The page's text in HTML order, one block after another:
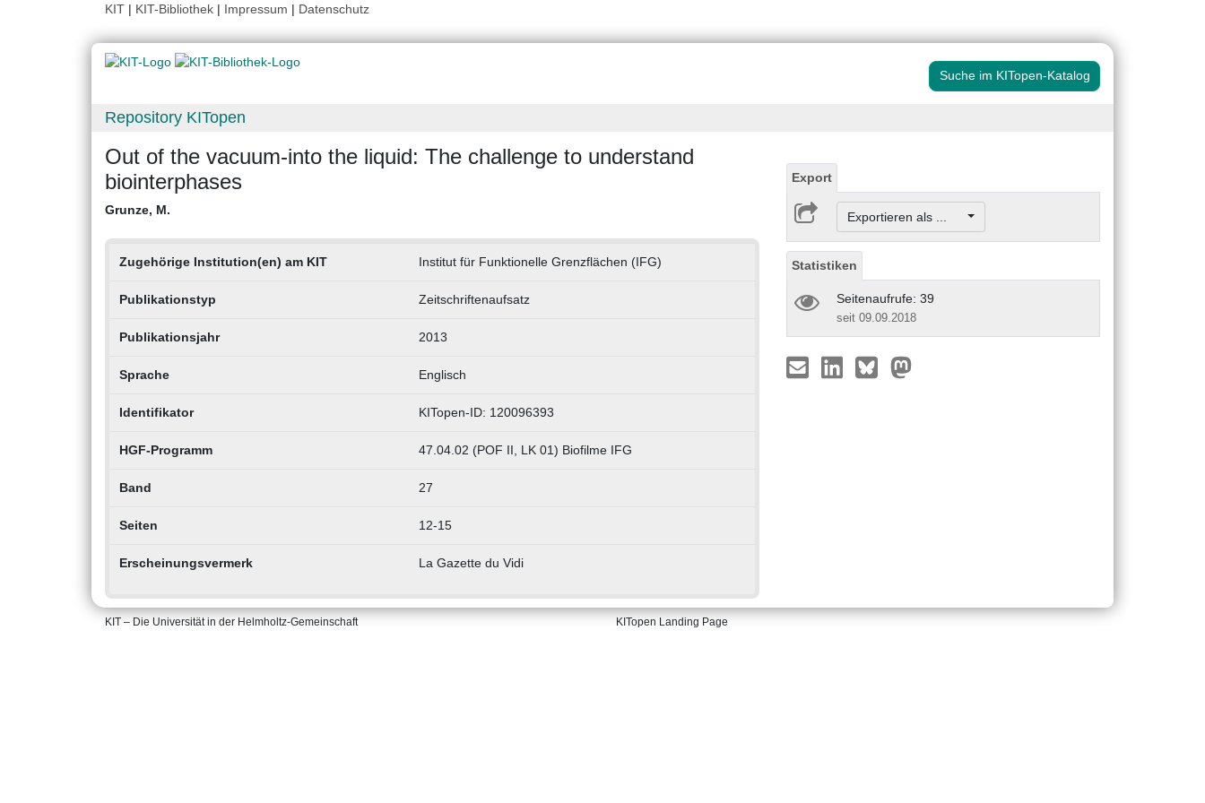
KIT | KIT-Bibliothek | Impressum | Datenschutz
Suche im KITopen-Katalog
Repository KITopen
Out of the vacuum-into the liquid: The challenge to understand
biointerphases
Grunze, M.
Zugehörige Institution(en) am KIT Institut für Funktionelle Grenzflächen (IFG)
Publikationstyp Zeitschriftenaufsatz
Publikationsjahr 2013
Sprache Englisch
Identifikator KITopen-ID: 120096393
HGF-Programm 47.04.02 (POF II, LK 01) Biofilme IFG
Band 27
Seiten 12-15
Erscheinungsvermerk La Gazette du Vidi
Export
Exportieren als ...
Statistiken
Seitenaufrufe: 39
seit 09.09.2018
KIT – Die Universität in der Helmholtz-Gemeinschaft KITopen Landing Page